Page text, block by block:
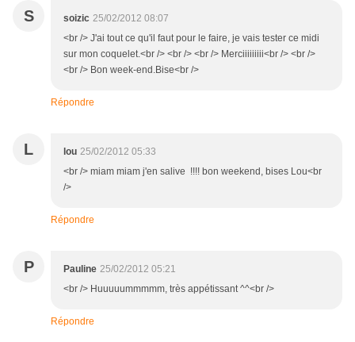
S soizic 25/02/2012 08:07
<br /> J'ai tout ce qu'il faut pour le faire, je vais tester ce midi
sur mon coquelet.<br /> <br /> <br /> Merciiiiiiiii<br /> <br />
<br /> Bon week-end.Bise<br />
Répondre
L lou 25/02/2012 05:33
<br /> miam miam j'en salive !!!! bon weekend, bises Lou<br
/>
Répondre
P Pauline 25/02/2012 05:21
<br /> Huuuuummmmm, très appétissant ^^<br />
Répondre